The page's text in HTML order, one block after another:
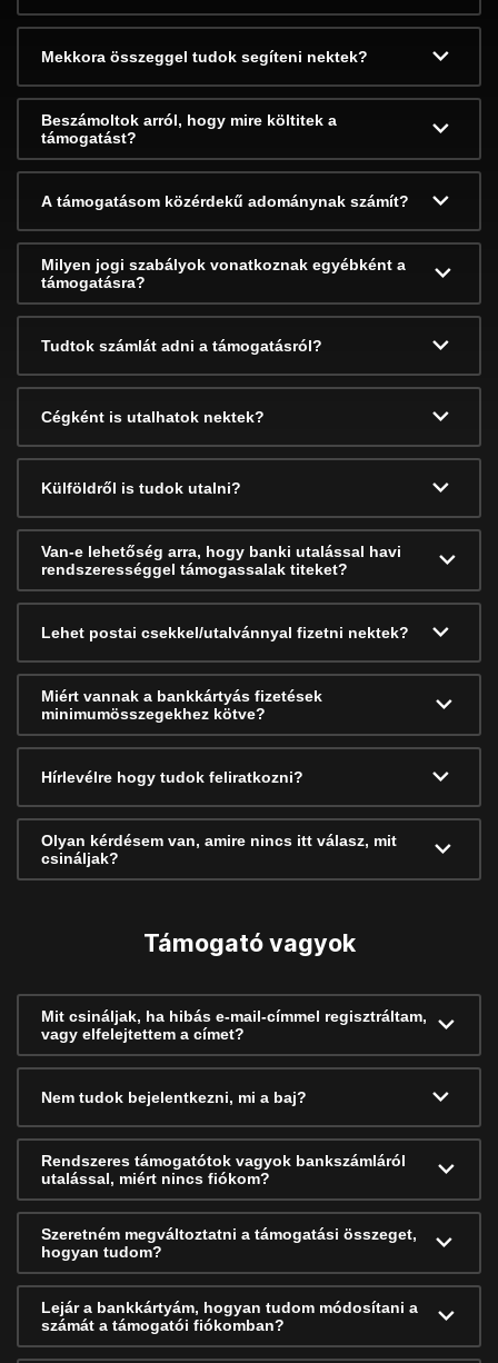
Mekkora összeggel tudok segíteni nektek?
Beszámoltok arról, hogy mire költitek a
támogatást?
A támogatásom közérdekű adománynak számít?
Milyen jogi szabályok vonatkoznak egyébként a
támogatásra?
Tudtok számlát adni a támogatásról?
Cégként is utalhatok nektek?
Külföldről is tudok utalni?
Van-e lehetőség arra, hogy banki utalással havi
rendszerességgel támogassalak titeket?
Lehet postai csekkel/utalvánnyal fizetni nektek?
Miért vannak a bankkártyás fizetések
minimumösszegekhez kötve?
Hírlevélre hogy tudok feliratkozni?
Olyan kérdésem van, amire nincs itt válasz, mit
csináljak?
Támogató vagyok
Mit csináljak, ha hibás e-mail-címmel regisztráltam,
vagy elfelejtettem a címet?
Nem tudok bejelentkezni, mi a baj?
Rendszeres támogatótok vagyok bankszámláról
utalással, miért nincs fiókom?
Szeretném megváltoztatni a támogatási összeget,
hogyan tudom?
Lejár a bankkártyám, hogyan tudom módosítani a
számát a támogatói fiókomban?